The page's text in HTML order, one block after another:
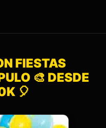
FIESTAS
🎨 DESDE
🎈